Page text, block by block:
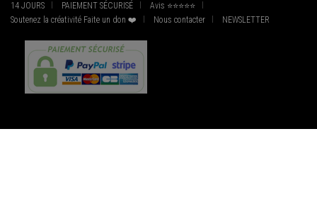
14 JOURS
PAIEMENT SÉCURISÉ
Avis ⭐⭐⭐⭐⭐
Soutenez la créativité Faite un don ❤️
Nous contacter NEWSLETTER